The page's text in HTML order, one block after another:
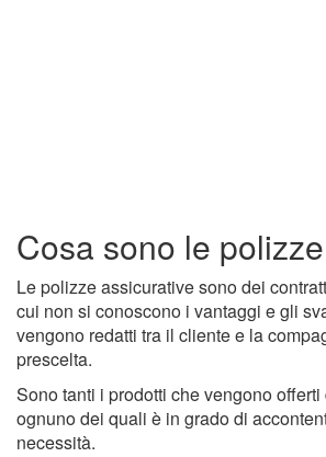
Cosa sono le
Le polizze assicurative sono dei
cui non si conoscono i vantaggi e gli
vengono redatti tra il cliente e la
prescelta.
Sono tanti i prodotti che vengono
ognuno dei quali è in grado di
necessità.